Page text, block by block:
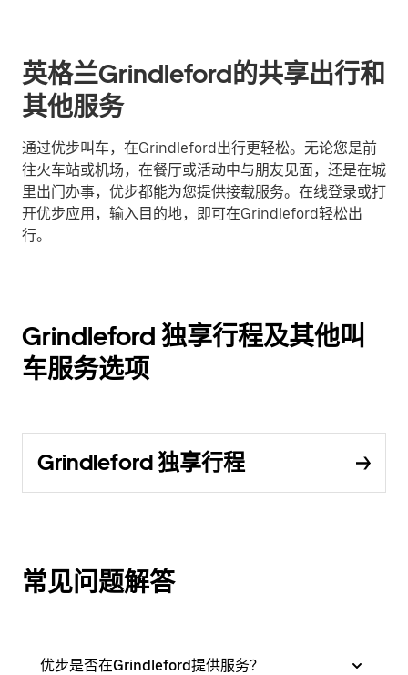
英格兰Grindleford的共享出行和
其他服务
通过优步叫车，在Grindleford出行更轻松。无论您是前
往火车站或机场，在餐厅或活动中与朋友见面，还是在城
里出门办事，优步都能为您提供接载服务。在线登录或打
开优步应用，输入目的地，即可在Grindleford轻松出
行。
Grindleford 独享行程及其他叫
车服务选项
Grindleford 独享行程
常见问题解答
优步是否在Grindleford提供服务？